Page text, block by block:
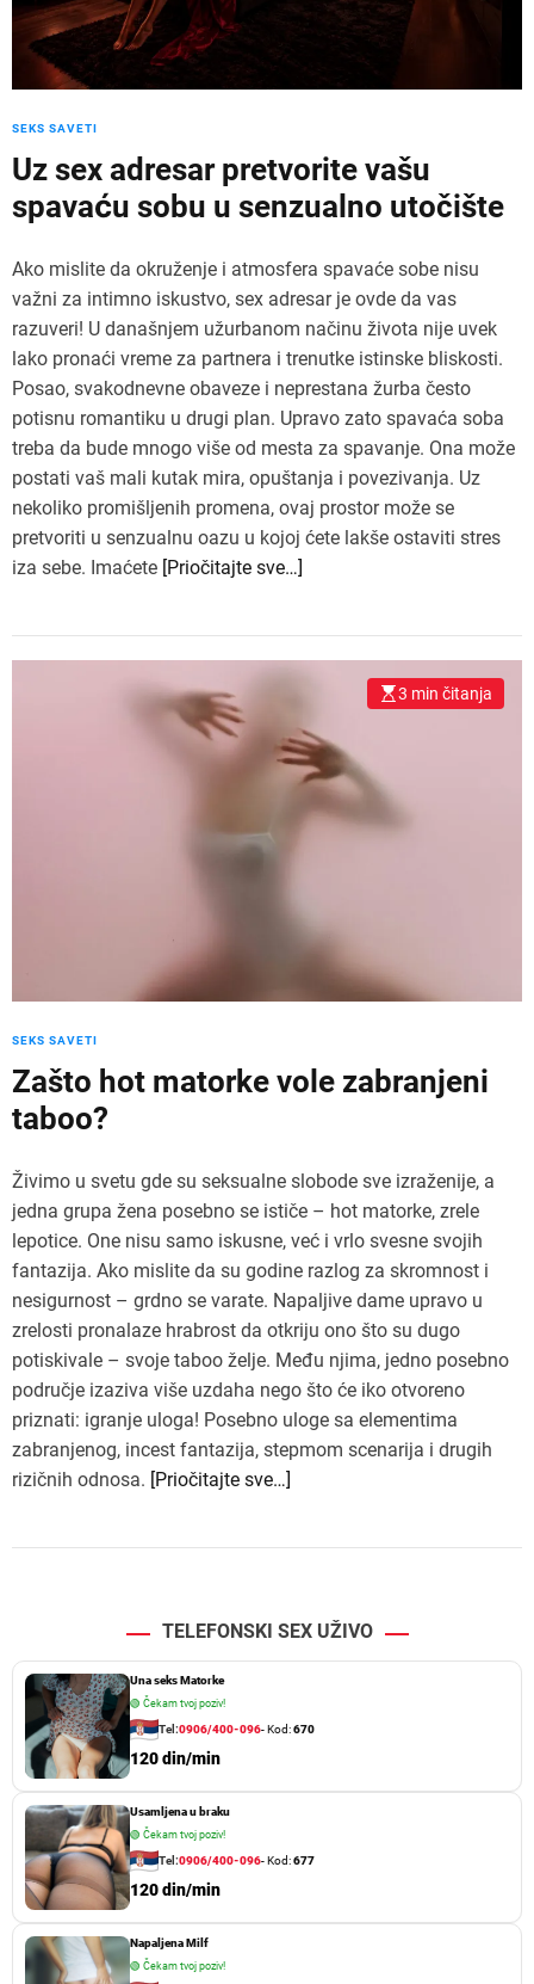
SEKS SAVETI
Uz sex adresar pretvorite vašu
spavaću sobu u senzualno utočište
Ako mislite da okruženje i atmosfera spavaće sobe nisu
važni za intimno iskustvo, sex adresar je ovde da vas
razuveri! U današnjem užurbanom načinu života nije uvek
lako pronaći vreme za partnera i trenutke istinske bliskosti.
Posao, svakodnevne obaveze i neprestana žurba često
potisnu romantiku u drugi plan. Upravo zato spavaća soba
treba da bude mnogo više od mesta za spavanje. Ona može
postati vaš mali kutak mira, opuštanja i povezivanja. Uz
nekoliko promišljenih promena, ovaj prostor može se
pretvoriti u senzualnu oazu u kojoj ćete lakše ostaviti stres
iza sebe. Imaćete [Priočitajte sve…]
3 min čitanja
SEKS SAVETI
Zašto hot matorke vole zabranjeni
taboo?
Živimo u svetu gde su seksualne slobode sve izraženije, a
jedna grupa žena posebno se ističe – hot matorke, zrele
lepotice. One nisu samo iskusne, već i vrlo svesne svojih
fantazija. Ako mislite da su godine razlog za skromnost i
nesigurnost – grdno se varate. Napaljive dame upravo u
zrelosti pronalaze hrabrost da otkriju ono što su dugo
potiskivale – svoje taboo želje. Među njima, jedno posebno
područje izaziva više uzdaha nego što će iko otvoreno
priznati: igranje uloga! Posebno uloge sa elementima
zabranjenog, incest fantazija, stepmom scenarija i drugih
rizičnih odnosa. [Priočitajte sve…]
TELEFONSKI SEX UŽIVO
Una seks Matorke
🟢 Čekam tvoj poziv!
Tel:0906/400-096- Kod:670
120 din/min
Usamljena u braku
🟢 Čekam tvoj poziv!
Tel:0906/400-096- Kod:677
120 din/min
Napaljena Milf
🟢 Čekam tvoj poziv!